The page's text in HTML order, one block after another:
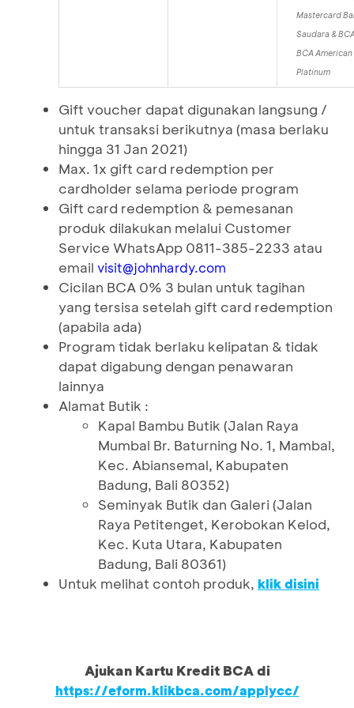
Mastercard
Saudara &
BCA
Platinum
Gift voucher dapat digunakan langsung /
untuk transaksi berikutnya (masa berlaku
hingga 31 Jan 2021)
Max. 1x gift card redemption per
cardholder selama periode program
Gift card redemption & pemesanan
produk dilakukan melalui Customer
Service WhatsApp 0811-385-2233 atau
email visit@johnhardy.com
Cicilan BCA 0% 3 bulan untuk tagihan
yang tersisa setelah gift card redemption
(apabila ada)
Program tidak berlaku kelipatan & tidak
dapat digabung dengan penawaran
lainnya
Alamat Butik :
Kapal Bambu Butik (Jalan Raya
Mumbal Br. Baturning No. 1, Mambal,
Kec. Abiansemal, Kabupaten
Badung, Bali 80352)
Seminyak Butik dan Galeri (Jalan
Raya Petitenget, Kerobokan Kelod,
Kec. Kuta Utara, Kabupaten
Badung, Bali 80361)
Untuk melihat contoh produk, klik disini
Ajukan Kartu Kredit BCA di
https://eform.klikbca.com/applycc/